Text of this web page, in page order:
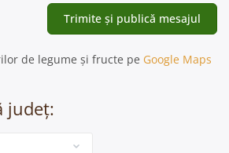
de legume și fructe pe Google Maps
județ: